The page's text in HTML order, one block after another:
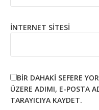
İNTERNET SITESI
BIR DAHAKI SEFERE
ÜZERE ADIMI, E-POSTA
TARAYICIYA KAYDET.